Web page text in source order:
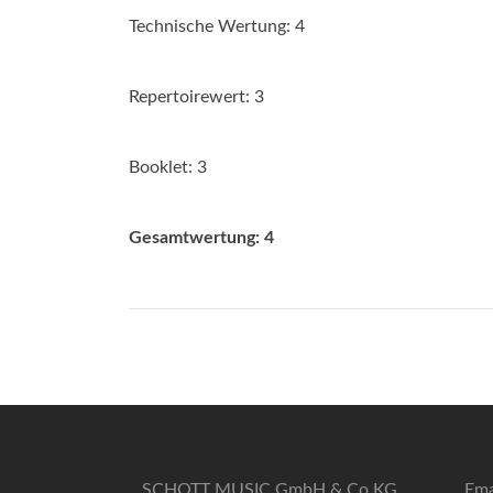
Technische Wertung: 4
Repertoirewert: 3
Booklet: 3
Gesamtwertung: 4